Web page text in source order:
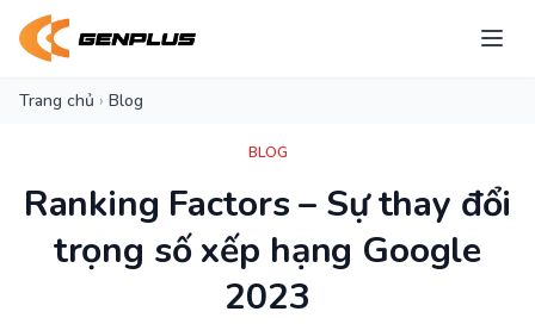
Trang chủ › Blog
BLOG
Ranking Factors – Sự thay đổi
trọng số xếp hạng Google
2023